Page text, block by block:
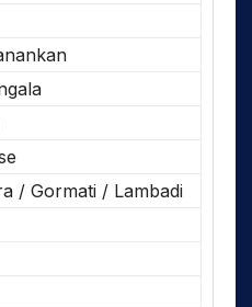
/ Gormati / Lambadi